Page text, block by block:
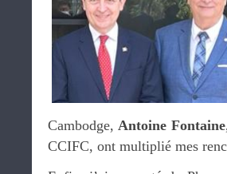
Cambodge,Antoine Fontaine
CCIFC, ont multiplié mes